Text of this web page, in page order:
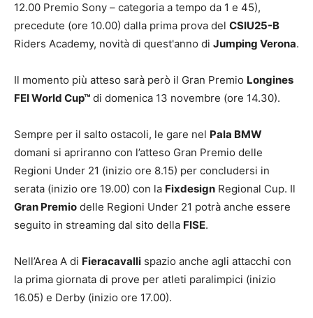
12.00 Premio Sony – categoria a tempo da 1 e 45),
precedute (ore 10.00) dalla prima prova del CSIU25-B
Riders Academy, novità di quest'anno di Jumping Verona.
Il momento più atteso sarà però il Gran Premio Longines
FEI World Cup™ di domenica 13 novembre (ore 14.30).
Sempre per il salto ostacoli, le gare nel Pala BMW
domani si apriranno con l’atteso Gran Premio delle
Regioni Under 21 (inizio ore 8.15) per concludersi in
serata (inizio ore 19.00) con la Fixdesign Regional Cup. Il
Gran Premio delle Regioni Under 21 potrà anche essere
seguito in streaming dal sito della FISE.
Nell’Area A di Fieracavalli spazio anche agli attacchi con
la prima giornata di prove per atleti paralimpici (inizio
16.05) e Derby (inizio ore 17.00).